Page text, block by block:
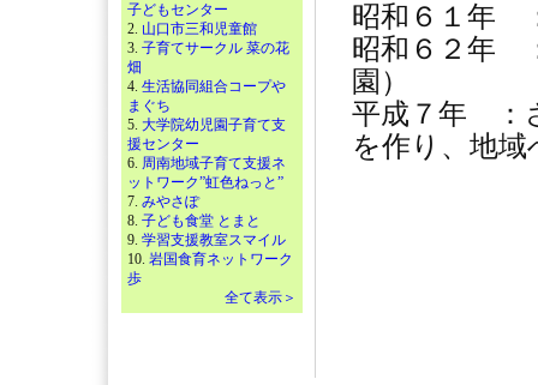
子どもセンター
2. 山口市三和児童館
3. 子育てサークル 菜の花
畑
4. 生活協同組合コープや
まぐち
5. 大学院幼児園子育て支
援センター
6. 周南地域子育て支援ネ
ットワーク”虹色ねっと”
7. みやさぽ
8. 子ども食堂 とまと
9. 学習支援教室スマイル
10. 岩国食育ネットワーク
歩
全て表示＞
昭和６１年
昭和６２年
園）
平成７年 ：
を作り、地